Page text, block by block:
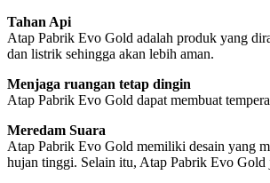
Tahan Api
Atap Pabrik Evo Gold adalah produk yang
dan listrik sehingga akan lebih aman.
Menjaga ruangan tetap dingin
Atap Pabrik Evo Gold dapat membuat
Meredam Suara
Atap Pabrik Evo Gold memiliki desain yang
hujan tinggi. Selain itu, Atap Pabrik Evo Gold